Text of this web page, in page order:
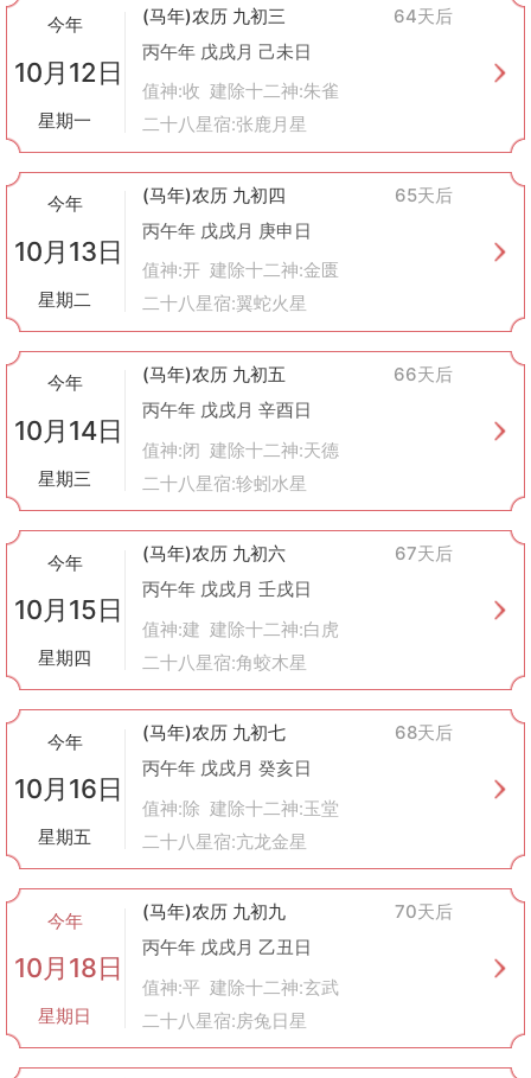
今年
10月12日
星期一
(马年)农历 九初三
64天后
丙午年 戊戌月 己未日
值神:收 建除十二神:朱雀
二十八星宿:张鹿月星
今年
10月13日
星期二
(马年)农历 九初四
65天后
丙午年 戊戌月 庚申日
值神:开 建除十二神:金匮
二十八星宿:翼蛇火星
今年
10月14日
星期三
(马年)农历 九初五
66天后
丙午年 戊戌月 辛酉日
值神:闭 建除十二神:天德
二十八星宿:轸蚓水星
今年
10月15日
星期四
(马年)农历 九初六
67天后
丙午年 戊戌月 壬戌日
值神:建 建除十二神:白虎
二十八星宿:角蛟木星
今年
10月16日
星期五
(马年)农历 九初七
68天后
丙午年 戊戌月 癸亥日
值神:除 建除十二神:玉堂
二十八星宿:亢龙金星
今年
10月18日
星期日
(马年)农历 九初九
70天后
丙午年 戊戌月 乙丑日
值神:平 建除十二神:玄武
二十八星宿:房兔日星